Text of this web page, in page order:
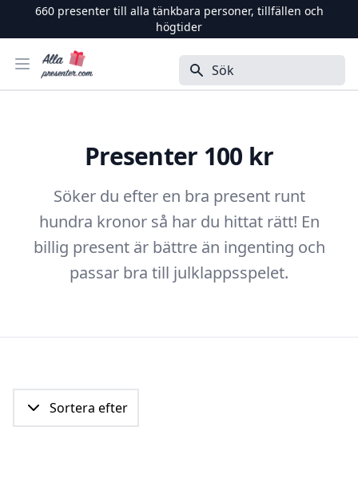
660presenter till alla tänkbara personer, tillfällen och
högtider
Öppna menyn
Alla Presenter Sök
Presenter 100 kr
Söker du efter en bra present runt
hundra kronor så har du hittat rätt! En
billig present är bättre än ingenting och
passar bra till julklappsspelet.
Sortera efter